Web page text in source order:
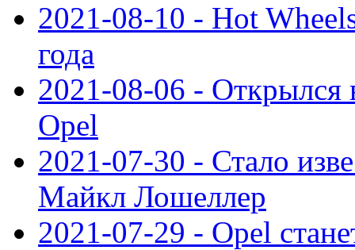
2021-08-10 - Hot
года
2021-08-06 - Открылся
Opel
2021-07-30 - Стало
Майкл Лошеллер
2021-07-29 - Opel